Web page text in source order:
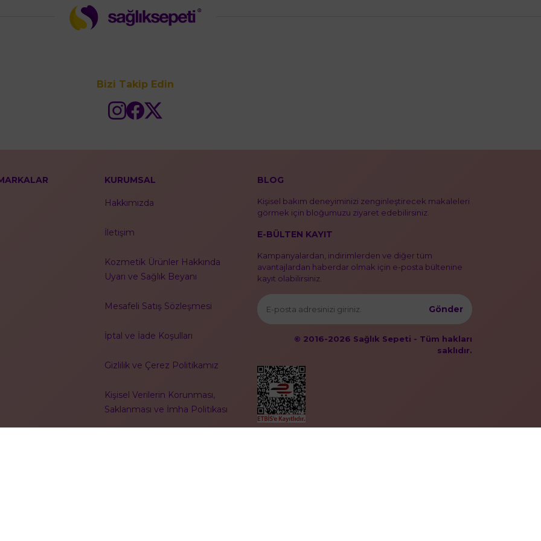
Bizi Takip Edin
KURUMSAL
Hakkımızda
İletişim
Kozmetik Ürünler Hakkında
Uyarı ve Sağlık Beyanı
Mesafeli Satış Sözleşmesi
İptal ve İade Koşulları
Gizlilik ve Çerez Politikamız
Kişisel Verilerin Korunması,
Saklanması ve İmha Politikası
BLOG
Kişisel bakım deneyiminizi zenginleştirecek makaleleri
görmek için bloğumuzu ziyaret edebilirsiniz.
E-BÜLTEN KAYIT
Kampanyalardan, indirimlerden ve diğer tüm
avantajlardan haberdar olmak için e-posta bültenine
kayıt olabilirsiniz.
Gönder
© 2016-2026 Sağlık Sepeti - Tüm hakları
saklıdır.